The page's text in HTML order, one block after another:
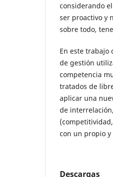
considerando
ser proactivo y
sobre todo,
En este trabajo
de gestión
competencia
tratados de
aplicar una
de
con un propio
Descargas